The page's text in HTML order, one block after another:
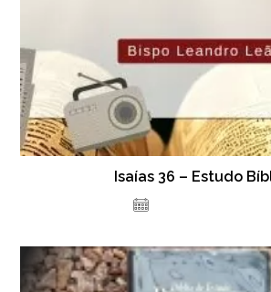
Isaías 36 – Estudo